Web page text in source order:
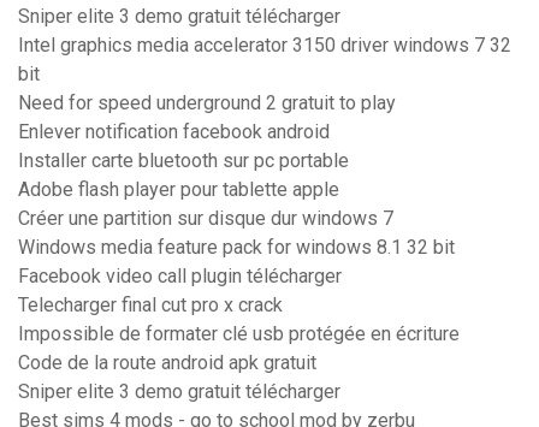
Sniper elite 3 demo gratuit télécharger
Intel graphics media accelerator 3150 driver windows 7 32
bit
Need for speed underground 2 gratuit to play
Enlever notification facebook android
Installer carte bluetooth sur pc portable
Adobe flash player pour tablette apple
Créer une partition sur disque dur windows 7
Windows media feature pack for windows 8.1 32 bit
Facebook video call plugin télécharger
Telecharger final cut pro x crack
Impossible de formater clé usb protégée en écriture
Code de la route android apk gratuit
Sniper elite 3 demo gratuit télécharger
Best sims 4 mods - go to school mod by zerbu